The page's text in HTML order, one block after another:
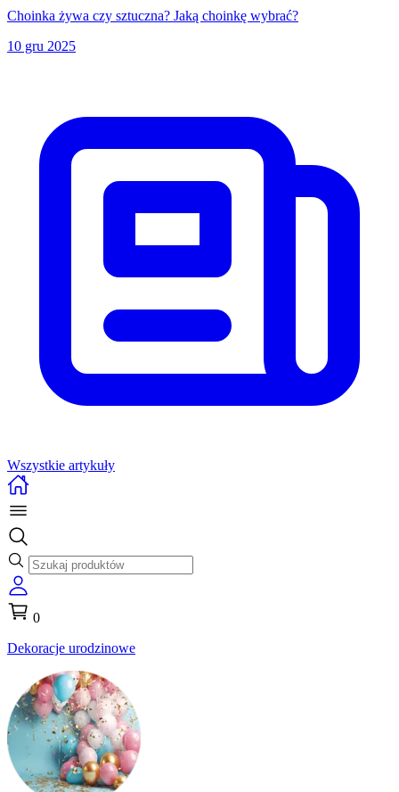
Choinka żywa czy sztuczna? Jaką choinkę wybrać?
10 gru 2025
Wszystkie artykuły
0
Dekoracje urodzinowe